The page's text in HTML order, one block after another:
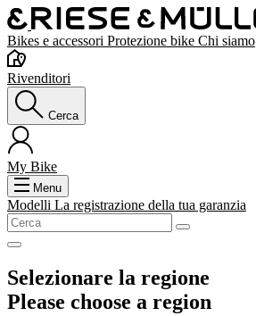
Bikes e accessori Protezione bike Chi siamo
Rivenditori
Cerca
My Bike
Menu
Modelli La registrazione della tua garanzia
Selezionare la regione
Please choose a region